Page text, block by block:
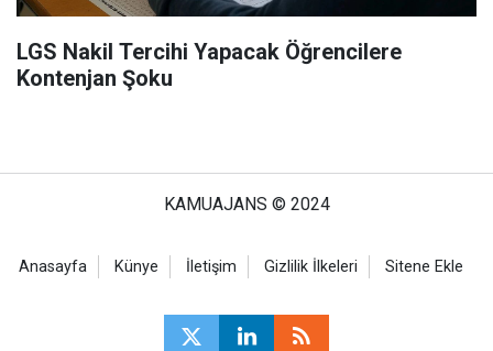
LGS Nakil Tercihi Yapacak Öğrencilere
Kontenjan Şoku
KAMUAJANS © 2024
Anasayfa Künye İletişim Gizlilik İlkeleri Sitene Ekle